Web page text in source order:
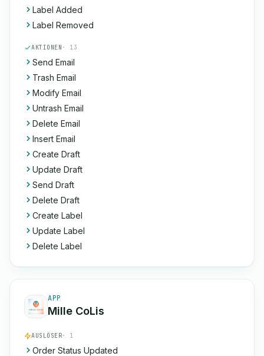
Label Added
Label Removed
AKTIONEN · 13
Send Email
Trash Email
Modify Email
Untrash Email
Delete Email
Insert Email
Create Draft
Update Draft
Send Draft
Delete Draft
Create Label
Update Label
Delete Label
APP
Mille CoLis
AUSLÖSER· 1
Order Status Updated